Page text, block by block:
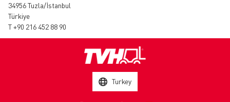
34956 Tuzla/İstanbul
Türkiye
T +90 216 452 88 90
Turkey